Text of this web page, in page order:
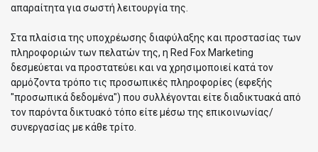
απαραίτητα για σωστή λειτουργία της.
Στα πλαίσια της υποχρέωσης διαφύλαξης και προστασίας των
πληροφοριών των πελατών της, η Red Fox Marketing
δεσμεύεται να προστατεύει και να χρησιμοποιεί κατά τον
αρμόζοντα τρόπο τις προσωπικές πληροφορίες (εφεξής
"προσωπικά δεδομένα") που συλλέγονται είτε διαδικτυακά από
τον παρόντα δικτυακό τόπο είτε μέσω της επικοινωνίας/
συνεργασίας με κάθε τρίτο.